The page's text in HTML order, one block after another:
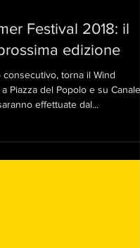
Festival 2018: il
edizione
consecutivo, torna il Wind
Piazza del Popolo e su Canale
effettuate dal...